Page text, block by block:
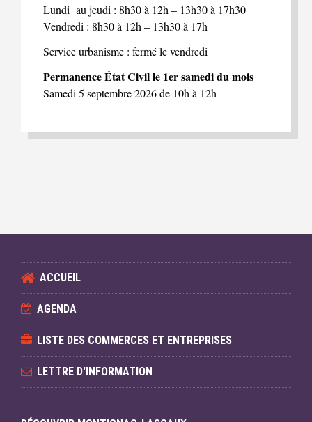
Lundi au jeudi : 8h30 à 12h – 13h30 à 17h30
Vendredi : 8h30 à 12h – 13h30 à 17h
Service urbanisme : fermé le vendredi
Permanence État Civil le 1er samedi du mois
Samedi 5 septembre 2026 de 10h à 12h
ACCUEIL
AGENDA
LISTE DES COMMERCES ET ENTREPRISES
LETTRE D'INFORMATION